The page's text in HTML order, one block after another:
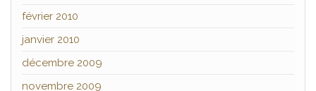
février 2010
janvier 2010
décembre 2009
novembre 2009